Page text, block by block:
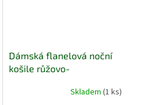
Dámská flanelová noční
košile růžovo-
Skladem (1 ks)